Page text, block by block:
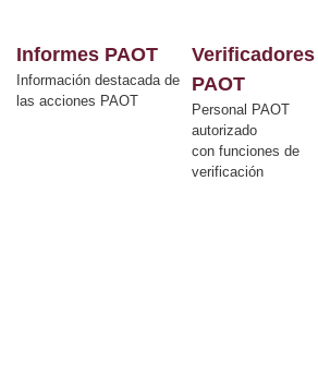
Informes PAOT
Información destacada de
las acciones PAOT
Verificadores
PAOT
Personal PAOT
autorizado
con funciones de
verificación